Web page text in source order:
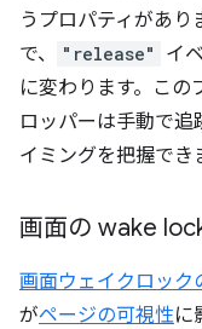
うプロパティがあり
で、 "release" イ
に変わります。この
ロッパーは手動で追
イミングを把握でき
画面の wake
画面ウェイクロック
がページの可視性に